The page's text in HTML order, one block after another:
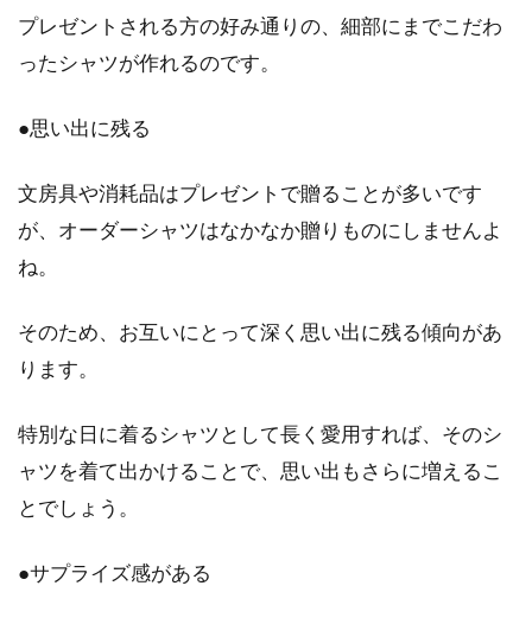
カシュクールワンピース（ロング
丈）を着こなす方法とは？
選んだら...
解消！着方もお洒落に！
プレゼントされる方の好み通りの、細部にまでこだわ
ったシャツが作れるのです。
●思い出に残る
文房具や消耗品はプレゼントで贈ることが多いです
が、オーダーシャツはなかなか贈りものにしませんよ
ね。
そのため、お互いにとって深く思い出に残る傾向があ
ります。
特別な日に着るシャツとして長く愛用すれば、そのシ
ャツを着て出かけることで、思い出もさらに増えるこ
とでしょう。
●サプライズ感がある